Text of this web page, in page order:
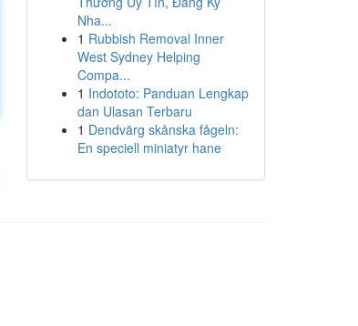
Nha...
1 Rubbish Removal Inner
West Sydney Helping
Compa...
1 Indototo: Panduan Lengkap
dan Ulasan Terbaru
1 Dendvärg skånska fågeln:
En speciell miniatyr hane